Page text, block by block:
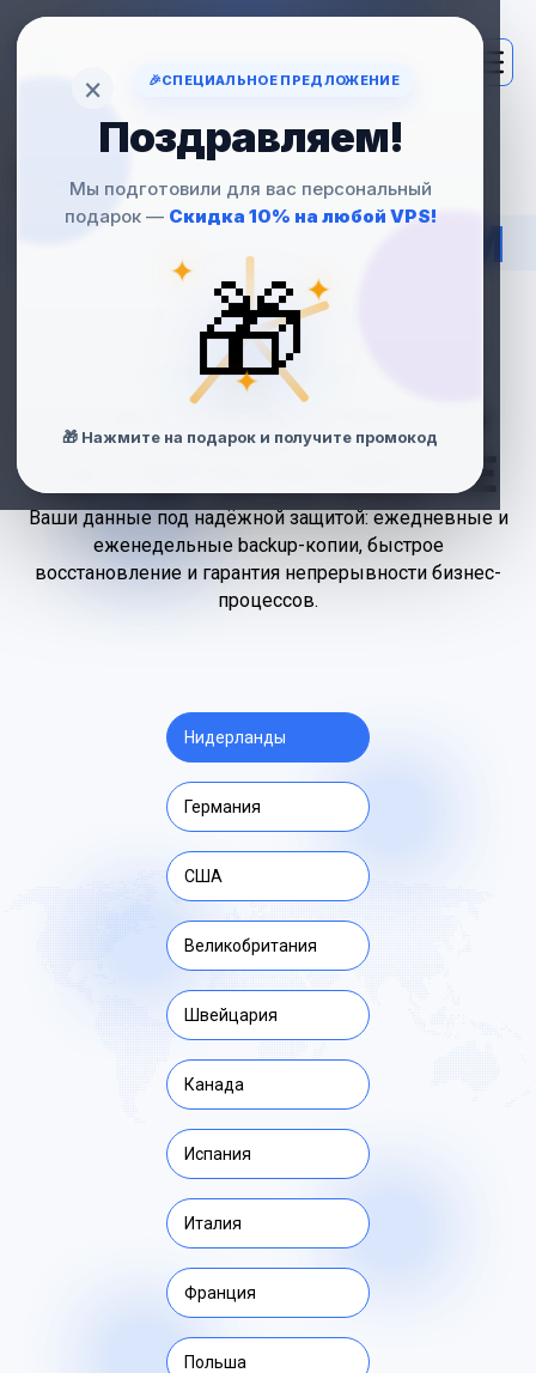
VPS С
АВТОМАТИЧЕСКИМ
РЕЗЕРВНЫМ
КОПИРОВАНИЕМ
— БЕЗОПАСНОСТЬ
НА ПЕРВОМ МЕСТЕ
Ваши данные под надёжной защитой: ежедневные и
еженедельные backup-копии, быстрое
восстановление и гарантия непрерывности бизнес-
процессов.
Нидерланды
Германия
США
Великобритания
Швейцария
Канада
Испания
Италия
Франция
Польша
× 🎉СПЕЦИАЛЬНОЕ ПРЕДЛОЖЕНИЕ
Поздравляем!
Мы подготовили для вас персональный
подарок — Скидка 10% на любой VPS!
✦
✦
✦
🎁
🎁 Нажмите на подарок и получите промокод